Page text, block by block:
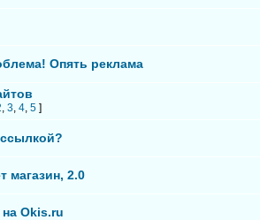
Опять реклама
, 3, 4, 5 ]
магазин, 2.0
Okis.ru